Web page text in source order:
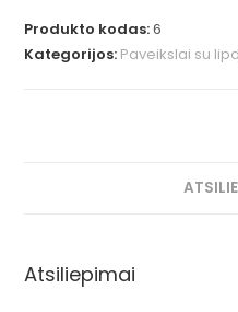
Produkto kodas:6
Kategorijos: Paveikslai su
Atsiliepimai